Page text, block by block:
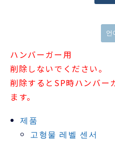
언
ハンバーガー用
削除しないでください。
削除するとSP時ハンバー
ます。
제품
고형물 레벨 센서